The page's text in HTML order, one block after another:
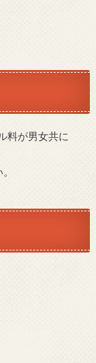
料が男女共に